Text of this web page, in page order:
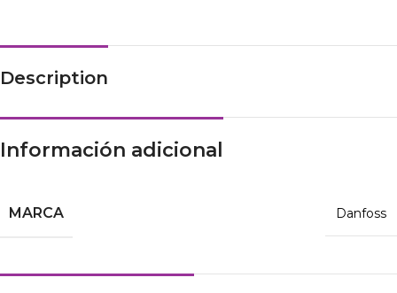
Description
Información adicional
MARCA Danfoss